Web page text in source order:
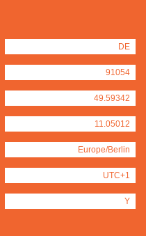
DE
91054
49.59342
11.05012
Europe/Berlin
UTC+1
Y